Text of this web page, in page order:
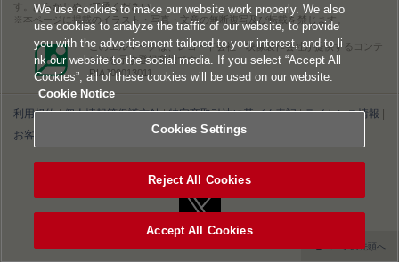
す。あらかじめご了承ください。
本ページに掲載のイラスト・写真・文章の無断複写及び転載を禁じます。
このエルマークは、レコード会社・映像製作会社が提供するコンテ
ンツを示す登録商標です。
RIAJ00013011
利用規約|個人情報等保護方針|特定商取引法に基づく表記|ライセンス情報
お客様情報の外部送信について|Cookies Settings
▲ページの先頭へ
We use cookies to make our website work properly. We also
use cookies to analyze the traffic of our website, to provide
you with the advertisement tailored to your interest, and to li
nk our website to the social media. If you select “Accept All
Cookies”, all of these cookies will be used on our website.
Cookie Notice
Cookies Settings
Reject All Cookies
Accept All Cookies